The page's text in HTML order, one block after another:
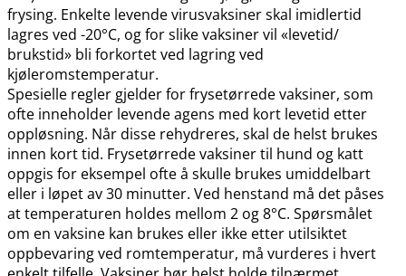
frysing. Enkelte levende virusvaksiner skal imidlertid
lagres ved -20°C, og for slike vaksiner vil «levetid​/​
brukstid» bli forkortet ved lagring ved
kjøleromstemperatur.
Spesielle regler gjelder for frysetørrede vaksiner, som
ofte inneholder levende agens med kort levetid etter
oppløsning. Når disse rehydreres, skal de helst brukes
innen kort tid. Frysetørrede vaksiner til hund og katt
oppgis for eksempel ofte å skulle brukes umiddelbart
eller i løpet av 30 minutter. Ved henstand må det påses
at temperaturen holdes mellom 2 og 8°C. Spørsmålet
om en vaksine kan brukes eller ikke etter utilsiktet
oppbevaring ved romtemperatur, må vurderes i hvert